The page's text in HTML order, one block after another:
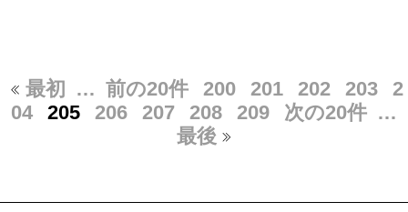
最初 … 前の20件 200 201 202 203
2
04
205 206 207 208 209 次の20件 …
最後